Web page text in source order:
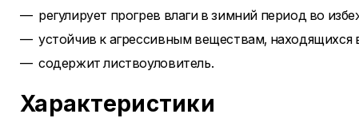
регулирует прогрев влаги в зимний период во
устойчив к агрессивным веществам, находящихся
содержит листвоуловитель.
Характеристики